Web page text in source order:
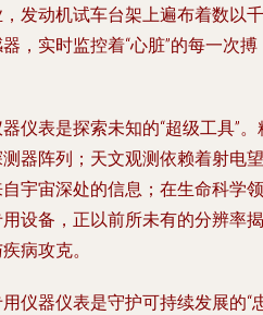
发动机试车台架上遍布着数以千
，实时监控着“心脏”的每一次搏
仪表是探索未知的“超级工具”。
器阵列；天文观测依赖着射电望
宇宙深处的信息；在生命科学领
设备，正以前所未有的分辨率揭
病攻克。
仪器仪表是守护可持续发展的“